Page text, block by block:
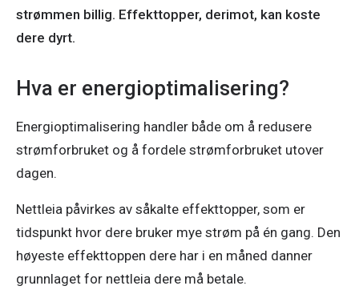
strømmen billig. Effekttopper, derimot, kan koste
dere dyrt.
Hva er energioptimalisering?
Energioptimalisering handler både om å redusere
strømforbruket og å fordele strømforbruket utover
dagen.
Nettleia påvirkes av såkalte effekttopper, som er
tidspunkt hvor dere bruker mye strøm på én gang. Den
høyeste effekttoppen dere har i en måned danner
grunnlaget for nettleia dere må betale.